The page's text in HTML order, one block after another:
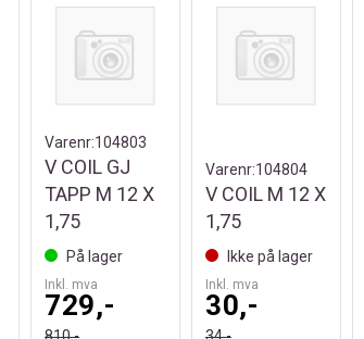
Varenr:104803
V COIL GJ
TAPP M 12 X
1,75
På lager
Inkl. mva
729,-
Varenr:104804
V COIL M 12 X
1,75
Ikke på lager
Inkl. mva
30,-